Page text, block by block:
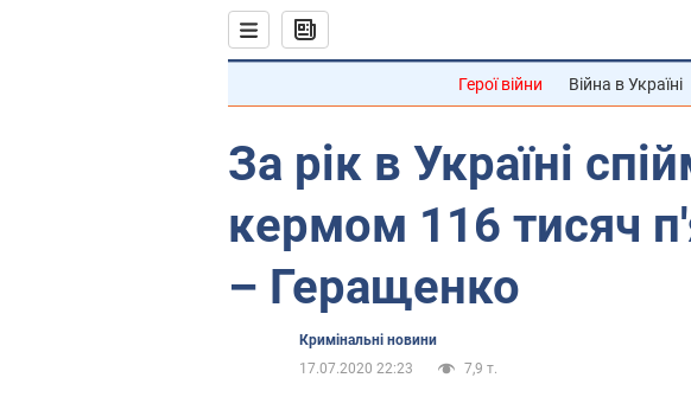
Герої війни Війна в Україні
За рік в Україні
кермом 116 тисяч
– Геращенко
Кримінальні новини
17.07.2020 22:23
7,9 т.